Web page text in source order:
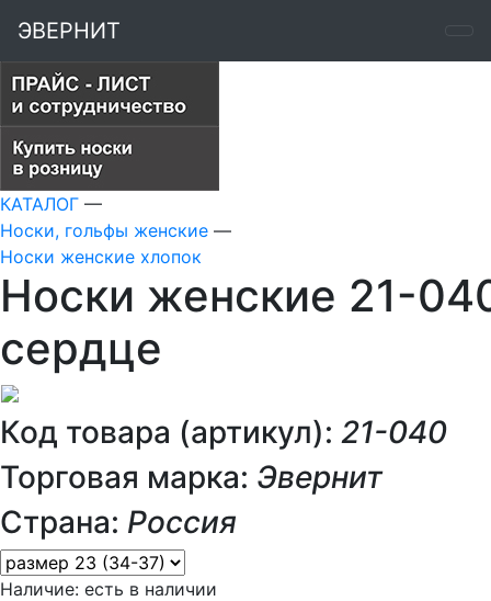
ЭВЕРНИТ
КАТАЛОГ —
Носки, гольфы женские —
Носки женские хлопок
Носки женские 21-
сердце
Код товара (артикул): 21-040
Торговая марка: Эвернит
Страна: Россия
Наличие: есть в наличии